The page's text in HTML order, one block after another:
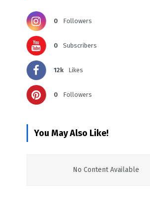
0 Followers
0 Subscribers
12k Likes
0 Followers
You May Also Like!
No Content Available